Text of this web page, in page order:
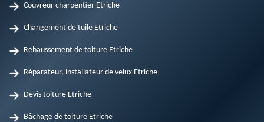
Couvreur charpentier Etriche
Changement de tuile Etriche
Rehaussement de toiture Etriche
Réparateur, installateur de velux Etriche
Devis toiture Etriche
Bâchage de toiture Etriche